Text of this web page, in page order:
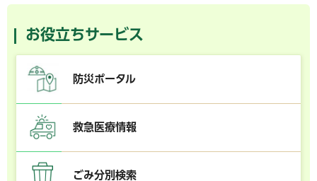
お役立ちサービス
防災ポータル
救急医療情報
ごみ分別検索